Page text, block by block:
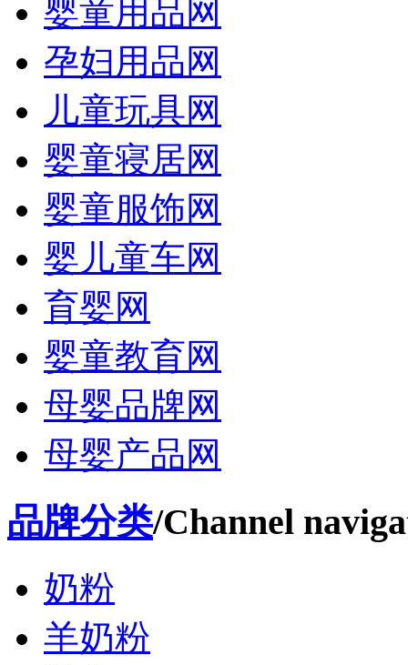
婴童用品网
孕妇用品网
儿童玩具网
婴童寝居网
婴童服饰网
婴儿童车网
育婴网
婴童教育网
母婴品牌网
母婴产品网
品牌分类/Channel
奶粉
羊奶粉